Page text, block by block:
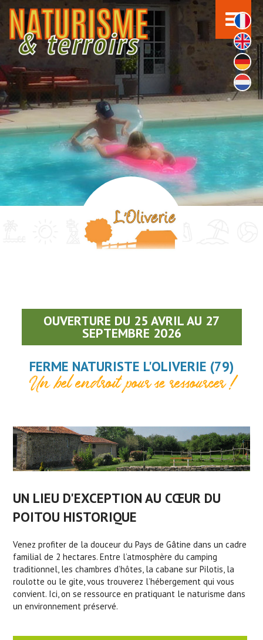
OUVERTURE DU 25 AVRIL AU 27
SEPTEMBRE 2026
FERME NATURISTE L'OLIVERIE (79)
Un bel endroit pour se ressourcer !
UN LIEU D'EXCEPTION AU CŒUR DU
POITOU HISTORIQUE
Venez profiter de la douceur du Pays de Gâtine dans un cadre
familial de 2 hectares. Entre l’atmosphère du camping
traditionnel, les chambres d’hôtes, la cabane sur Pilotis, la
roulotte ou le gite, vous trouverez l’hébergement qui vous
convient. Ici, on se ressource en pratiquant le naturisme dans
un environnement préservé.